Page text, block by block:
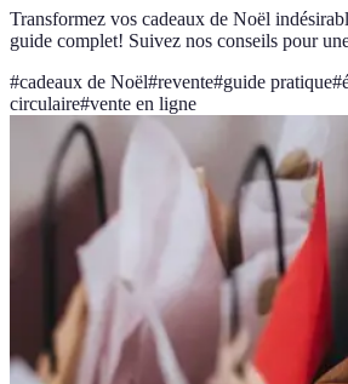
Transformez vos cadeaux de Noël
guide complet! Suivez nos conseils pour
#cadeaux de Noël#revente#guide pratique#
circulaire#vente en ligne